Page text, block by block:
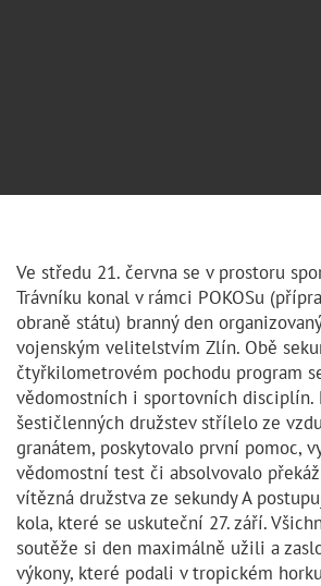
Ve středu 21. června se v prostoru
Trávníku konal v rámci POKOSu
obraně státu) branný den
vojenským velitelstvím Zlín. Obě
čtyřkilometrovém pochodu program
vědomostních i sportovních disciplín.
šestičlenných družstev střílelo ze
granátem, poskytovalo první pomoc,
vědomostní test či absolvovalo
vítězná družstva ze sekundy A
kola, které se uskuteční 27. září.
soutěže si den maximálně užili a
výkony, které podali v tropickém